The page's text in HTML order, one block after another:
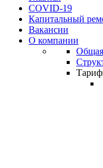
COVID-19
Капитальный
Вакансии
О компании